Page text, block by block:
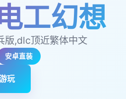
工幻想
版,dlc顶近繁体中文
安卓直装
玩